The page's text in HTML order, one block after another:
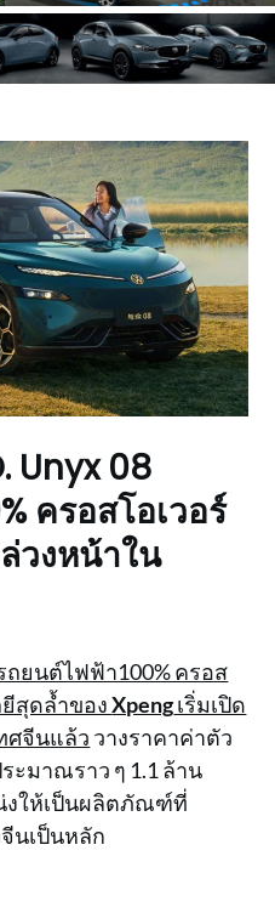
Unyx 08
ครอสโอเวอร์
วงหน้าใน
ถยนต์ไฟฟ้า100% ครอส
ยีสุดล้ำของXpengเริ่มเปิด
ศจีนแล้ว วางราคาค่าตัว
ะมาณราว ๆ 1.1 ล้าน
งให้เป็นผลิตภัณฑ์ที่
นเป็นหลัก